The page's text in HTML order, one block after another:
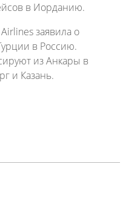
в Иорданию.
заявила о
в Россию.
из Анкары в
и Казань.